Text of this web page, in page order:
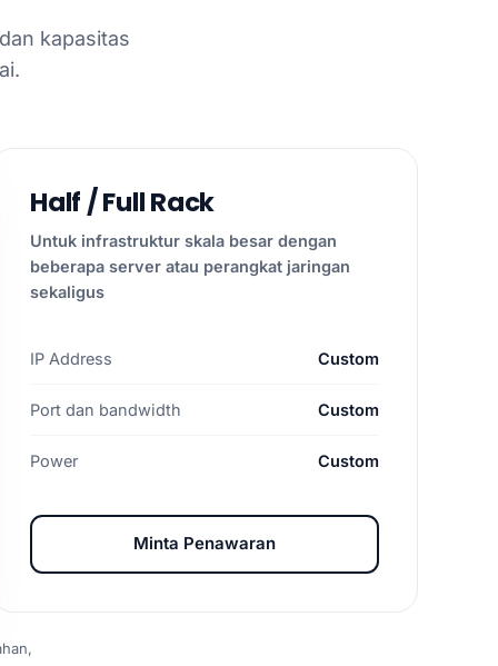
kapasitas
Half / Full Rack
Untuk infrastruktur skala besar dengan
beberapa server atau perangkat jaringan
sekaligus
IP Address Custom
Port dan bandwidth Custom
Power Custom
Minta Penawaran